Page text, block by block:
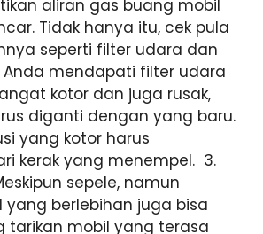
aliran gas buang mobil
Tidak hanya itu, cek pula
seperti filter udara dan
Anda mendapati filter udara
kotor dan juga rusak,
diganti dengan yang baru.
yang kotor harus
kerak yang menempel. 3.
sepele, namun
berlebihan juga bisa
tarikan mobil yang terasa